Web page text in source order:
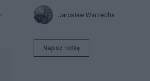
Jarosław Warzecha
Napisz notkę